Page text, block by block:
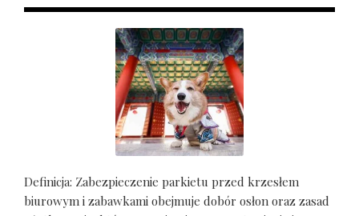
Definicja: Zabezpieczenie parkietu przed krzesłem
biurowym i zabawkami obejmuje dobór osłon oraz zasad